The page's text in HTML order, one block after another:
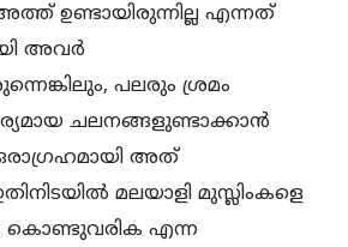
ഉണ്ടായിരുന്നില്ല എന്നത്
അവര്‍
പലരും ശ്രമം
ചലനങ്ങളുണ്ടാക്കാന്‍
അത്
മലയാളി മുസ്ലിംകളെ
കൊണ്ടുവരിക എന്ന